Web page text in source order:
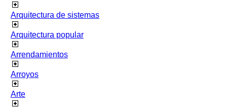
Arquitectura de sistemas
Arquitectura popular
Arrendamientos
Arroyos
Arte